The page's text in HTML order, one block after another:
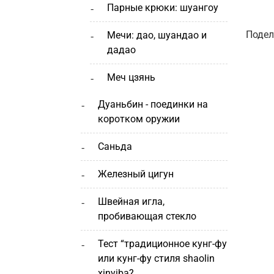
парные крюки: шуангоу
мечи: дао, шуандао и
дадао
меч цзянь
дуаньбин - поединки на
коротком оружии
саньда
железный цигун
швейная игла,
пробивающая стекло
тест “традиционное кунг-фу
или кунг-фу стиля shaolin